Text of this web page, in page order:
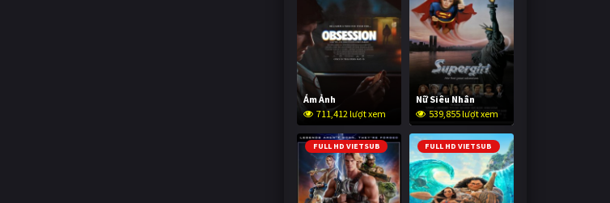
Ám Ảnh
711,412 lượt xem
Nữ Siêu Nhân
539,855 lượt xem
FULL HD VIETSUB FULL HD VIETSUB